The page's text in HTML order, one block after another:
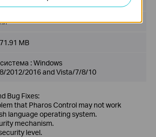
71.91 MB
: Windows
2012/2016 and Vista/7/8/10
Bug Fixes:
that Pharos Control may not work
language operating system.
mechanism.
level.